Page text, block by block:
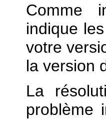
Comme
indique
votre
la version
La
problème